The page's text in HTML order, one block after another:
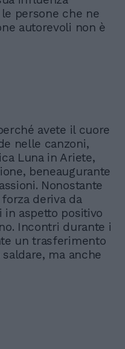
persone che ne
autorevoli non è
avete il cuore
nelle canzoni,
Luna in Ariete,
beneaugurante
Nonostante
deriva da
in aspetto positivo
Incontri durante i
un trasferimento
ma anche